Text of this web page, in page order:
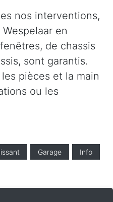
nos interventions,
en
de chassis
sont garantis.
pièces et la main
ou les
Garage Info